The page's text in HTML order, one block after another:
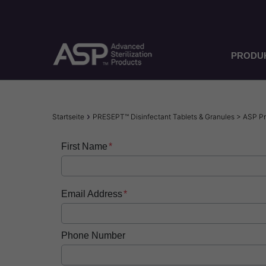
Pfadnavigation
Startseite PRESEPT™ Disinfectant Tablets & Granules > ASP
First Name
Email Address
Phone Number